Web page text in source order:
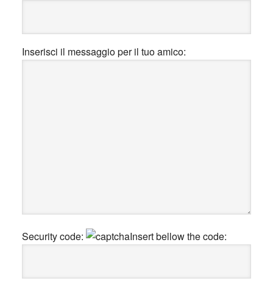
Inserisci il messaggio per il tuo amico:
Security code: Insert bellow the code: